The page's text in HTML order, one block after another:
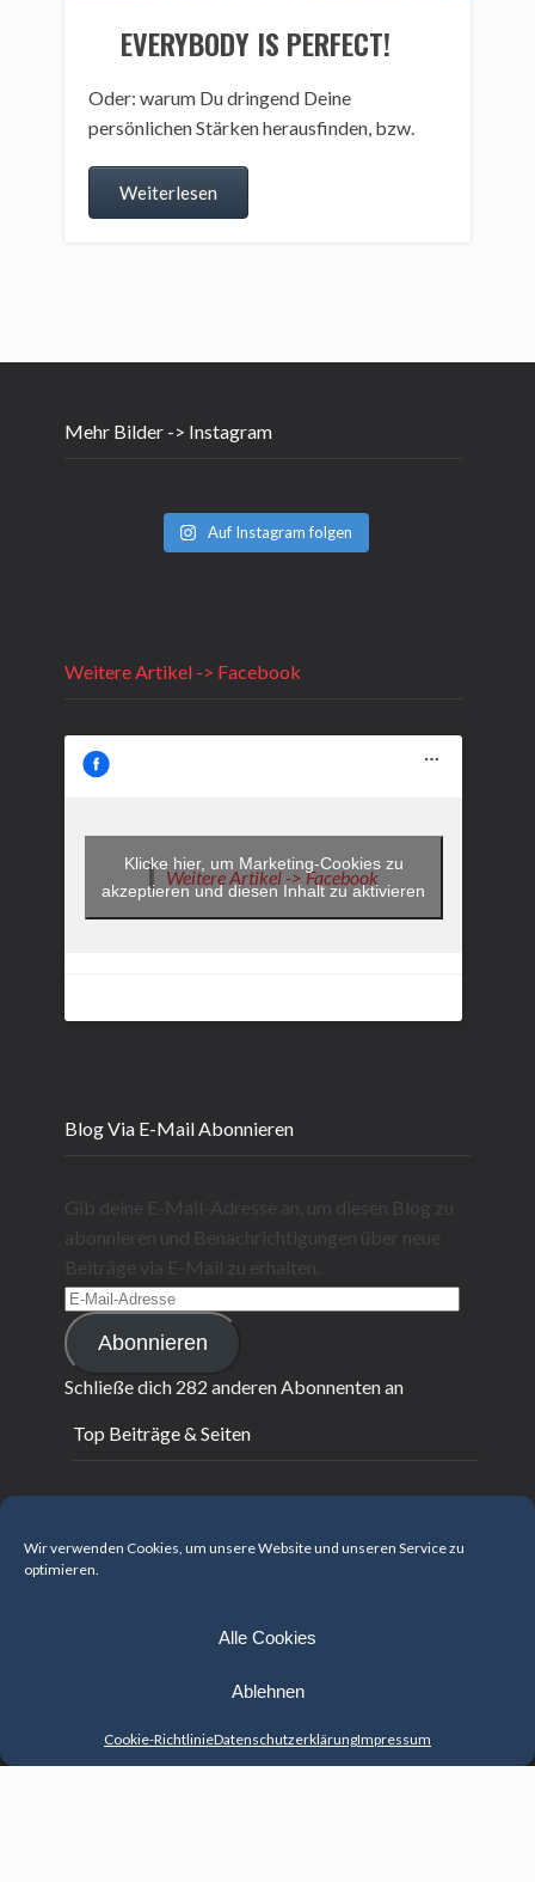
Wir verwenden Cookies, um unsere Website und unseren Service zu
optimieren.
Alle Cookies
Ablehnen
Cookie-RichtlinieDatenschutzerklärungImpressum
EVERYBODY IS PERFECT!
Oder: warum Du dringend Deine
persönlichen Stärken herausfinden, bzw.
Weiterlesen
Mehr Bilder -> Instagram
Auf Instagram folgen
Weitere Artikel -> Facebook
Weitere Artikel -> Facebook
Klicke hier, um Marketing-Cookies zu
akzeptieren und diesen Inhalt zu aktivieren
Blog Via E-Mail Abonnieren
Gib deine E-Mail-Adresse an, um diesen Blog zu
abonnieren und Benachrichtigungen über neue
Beiträge via E-Mail zu erhalten.
E-
Mail-
Adresse
Abonnieren
Schließe dich 282 anderen Abonnenten an
Top Beiträge & Seiten
Fliegende Sterne - März 2022
Arbeitsbuch 2022
Fliegende Sterne - November 2021
BaZi – entdecke dich neu!
Feng Shui gegen Corona-Blues